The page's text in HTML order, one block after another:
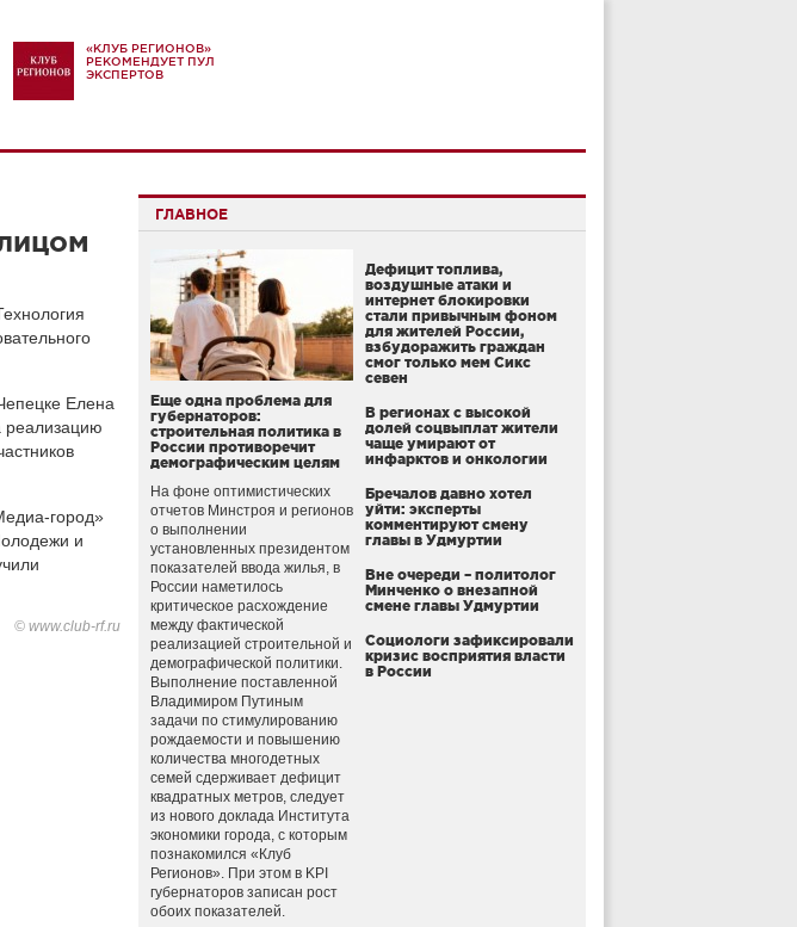
«КЛУБ РЕГИОНОВ»
РЕКОМЕНДУЕТ ПУЛ
ЭКСПЕРТОВ
Елена
реализацию
город»
и
© www.club-rf.ru
ГЛАВНОЕ
Еще одна проблема для
губернаторов:
строительная политика в
России противоречит
демографическим целям
На фоне оптимистических
отчетов Минстроя и регионов
о выполнении
установленных президентом
показателей ввода жилья, в
России наметилось
критическое расхождение
между фактической
реализацией строительной и
демографической политики.
Выполнение поставленной
Владимиром Путиным
задачи по стимулированию
рождаемости и повышению
количества многодетных
семей сдерживает дефицит
квадратных метров, следует
из нового доклада Института
экономики города, с которым
познакомился «Клуб
Регионов». При этом в KPI
губернаторов записан рост
обоих показателей.
Дефицит топлива,
воздушные атаки и
интернет блокировки
стали привычным фоном
для жителей России,
взбудоражить граждан
смог только мем Сикс
севен
В регионах с высокой
долей соцвыплат жители
чаще умирают от
инфарктов и онкологии
Бречалов давно хотел
уйти: эксперты
комментируют смену
главы в Удмуртии
Вне очереди – политолог
Минченко о внезапной
смене главы Удмуртии
Социологи зафиксировали
кризис восприятия власти
в России